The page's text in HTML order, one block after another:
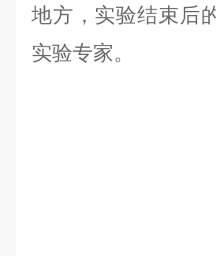
地方，实验结束后
实验专家。